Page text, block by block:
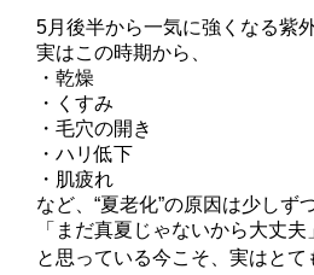
5月後半から一気に強くなる紫外
実はこの時期から、
・乾燥
・くすみ
・毛穴の開き
・ハリ低下
・肌疲れ
など、“夏老化”の原因は少しず
「まだ真夏じゃないから大丈夫
と思っている今こそ、実はと